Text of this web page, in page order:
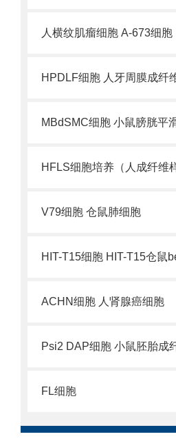
人横纹肌瘤细胞 A-673细胞
HPDLF细胞 人牙周膜成纤
MBdSMC细胞 小鼠膀胱平
HFLS细胞培养（人成纤维
V79细胞 仓鼠肺细胞
ACHN细胞 人肾腺癌细胞
Psi2 DAP细胞 小鼠胚胎成
FL细胞